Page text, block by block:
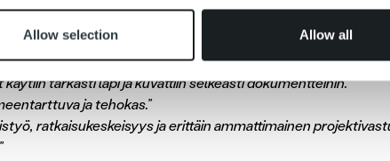
Allow selection Allow all
olivat onnistuneita. Tiimi oli hyvin tavoitettavissa ja
todella hyvin ja saatiin asiat korjattua yhteistyössä Ropon
– yhteistyö oli rentoa ja eteenpäin katsovaa.”
tarkasti läpi ja kuvattiin selkeästi dokumentteihin.”
ja tehokas.”
ratkaisukeskeisyys ja erittäin ammattimainen